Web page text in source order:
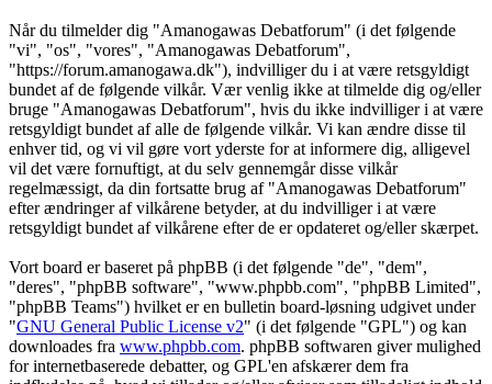
Når du tilmelder dig "Amanogawas Debatforum" (i det følgende
"vi", "os", "vores", "Amanogawas Debatforum",
"https://forum.amanogawa.dk"), indvilliger du i at være retsgyldigt
bundet af de følgende vilkår. Vær venlig ikke at tilmelde dig og/eller
bruge "Amanogawas Debatforum", hvis du ikke indvilliger i at være
retsgyldigt bundet af alle de følgende vilkår. Vi kan ændre disse til
enhver tid, og vi vil gøre vort yderste for at informere dig, alligevel
vil det være fornuftigt, at du selv gennemgår disse vilkår
regelmæssigt, da din fortsatte brug af "Amanogawas Debatforum"
efter ændringer af vilkårene betyder, at du indvilliger i at være
retsgyldigt bundet af vilkårene efter de er opdateret og/eller skærpet.
Vort board er baseret på phpBB (i det følgende "de", "dem",
"deres", "phpBB software", "www.phpbb.com", "phpBB Limited",
"phpBB Teams") hvilket er en bulletin board-løsning udgivet under
"GNU General Public License v2" (i det følgende "GPL") og kan
downloades fra www.phpbb.com. phpBB softwaren giver mulighed
for internetbaserede debatter, og GPL'en afskærer dem fra